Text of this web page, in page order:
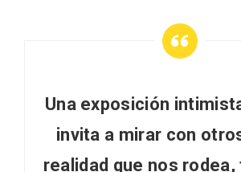
Una exposición
invita a mirar con
realidad que nos